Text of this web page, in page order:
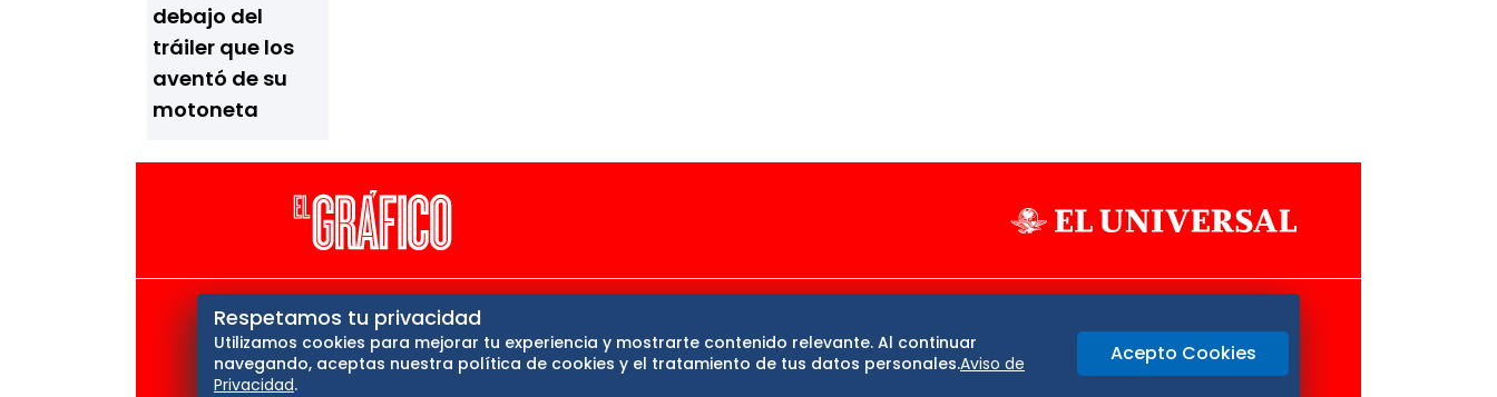
debajo del
tráiler que los
aventó de su
motoneta
El Universal Vive USA Clase
Querétaro
San Luis Potosí Edomex Consultas Hidalgo Oaxaca
Respetamos tu privacidad
Utilizamos cookies para mejorar tu experiencia y mostrarte contenido relevante. Al continuar
navegando, aceptas nuestra política de cookies y el tratamiento de tus datos personales.Aviso de
Privacidad.
Acepto Cookies